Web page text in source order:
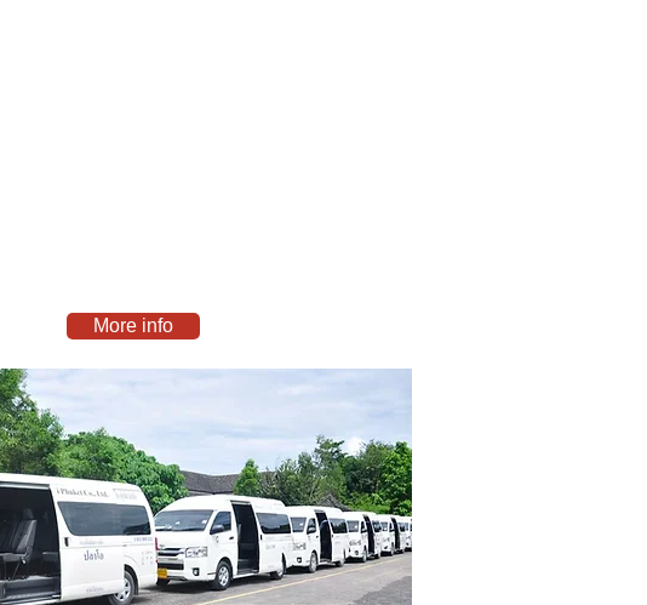
More info